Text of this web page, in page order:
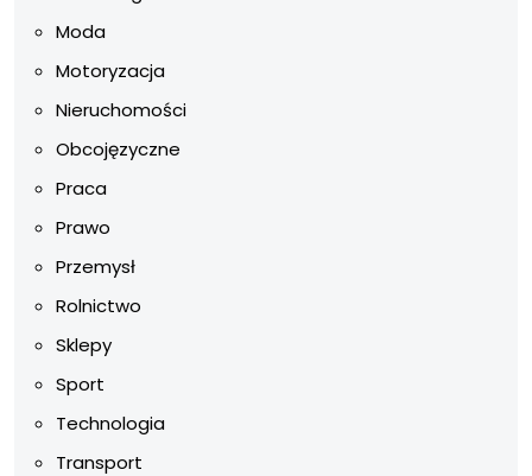
Moda
Motoryzacja
Nieruchomości
Obcojęzyczne
Praca
Prawo
Przemysł
Rolnictwo
Sklepy
Sport
Technologia
Transport